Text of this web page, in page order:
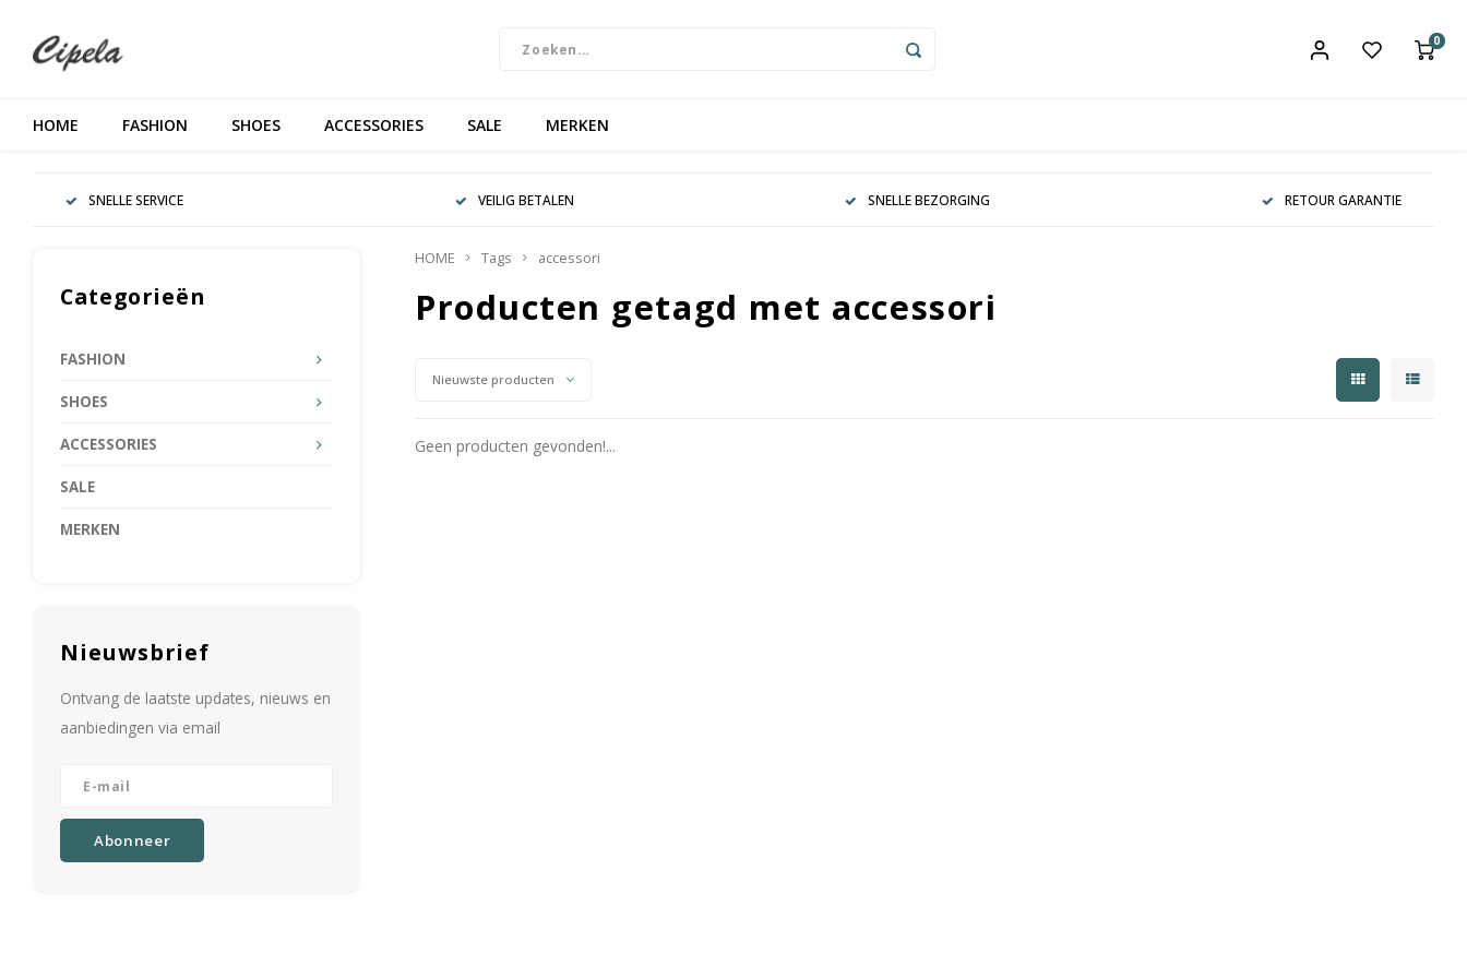
0
HOME FASHION SHOES ACCESSORIES SALE MERKEN
SNELLE SERVICE VEILIG BETALEN SNELLE BEZORGING RETOUR GARANTIE
Categorieën
FASHION
SHOES
ACCESSORIES
SALE
MERKEN
Nieuwsbrief
Ontvang de laatste updates, nieuws en
aanbiedingen via email
Abonneer
HOME Tags accessori
Producten getagd met accessori
Nieuwste producten
Geen producten gevonden!...